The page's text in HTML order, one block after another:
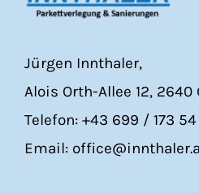
Jürgen Innthaler,
Alois Orth-Allee 12, 2640
Telefon: +43 699 / 173
Email: